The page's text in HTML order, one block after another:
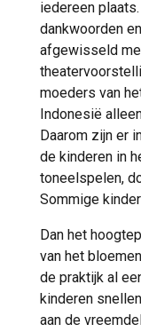
iedereen
dankwoorden
afgewisseld
moeders van
Indonesië
Daarom zijn er
de kinderen in
toneelspelen,
Sommige
Dan het
van het
de praktijk al
kinderen
aan de